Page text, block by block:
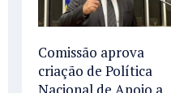
Comissão aprova
criação de Política